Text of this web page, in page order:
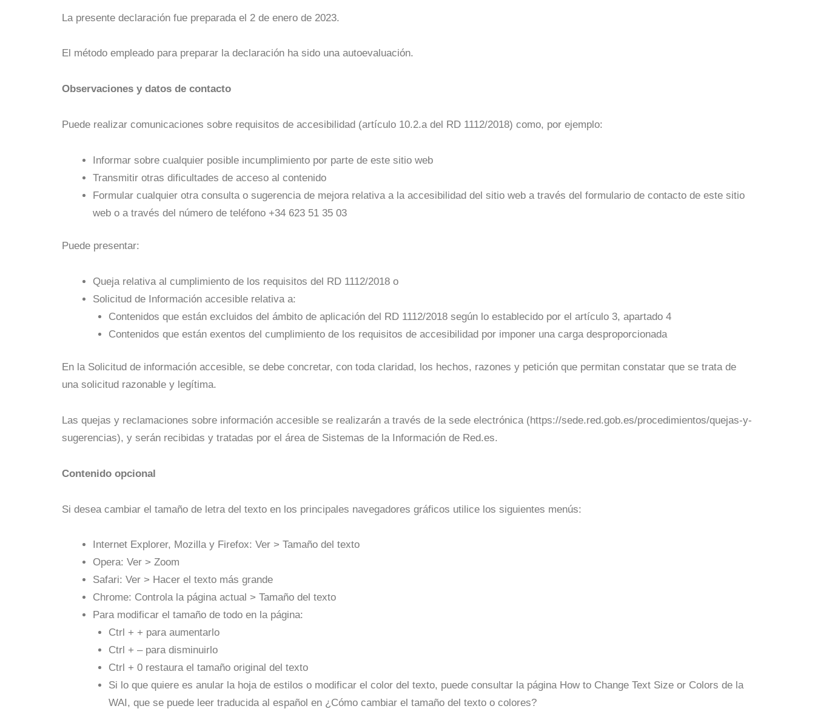
La presente declaración fue preparada el 2 de enero de 2023.
El método empleado para preparar la declaración ha sido una autoevaluación.
Observaciones y datos de contacto
Puede realizar comunicaciones sobre requisitos de accesibilidad (artículo 10.2.a del RD 1112/2018) como, por ejemplo:
Informar sobre cualquier posible incumplimiento por parte de este sitio web
Transmitir otras dificultades de acceso al contenido
Formular cualquier otra consulta o sugerencia de mejora relativa a la accesibilidad del sitio web a través del formulario de contacto de este sitio
web o a través del número de teléfono +34 623 51 35 03
Puede presentar:
Queja relativa al cumplimiento de los requisitos del RD 1112/2018 o
Solicitud de Información accesible relativa a:
Contenidos que están excluidos del ámbito de aplicación del RD 1112/2018 según lo establecido por el artículo 3, apartado 4
Contenidos que están exentos del cumplimiento de los requisitos de accesibilidad por imponer una carga desproporcionada
En la Solicitud de información accesible, se debe concretar, con toda claridad, los hechos, razones y petición que permitan constatar que se trata de
una solicitud razonable y legítima.
Las quejas y reclamaciones sobre información accesible se realizarán a través de la sede electrónica (https://sede.red.gob.es/procedimientos/quejas-y-
sugerencias), y serán recibidas y tratadas por el área de Sistemas de la Información de Red.es.
Contenido opcional
Si desea cambiar el tamaño de letra del texto en los principales navegadores gráficos utilice los siguientes menús:
Internet Explorer, Mozilla y Firefox: Ver > Tamaño del texto
Opera: Ver > Zoom
Safari: Ver > Hacer el texto más grande
Chrome: Controla la página actual > Tamaño del texto
Para modificar el tamaño de todo en la página:
Ctrl + + para aumentarlo
Ctrl + – para disminuirlo
Ctrl + 0 restaura el tamaño original del texto
Si lo que quiere es anular la hoja de estilos o modificar el color del texto, puede consultar la página How to Change Text Size or Colors de la
WAI, que se puede leer traducida al español en ¿Cómo cambiar el tamaño del texto o colores?